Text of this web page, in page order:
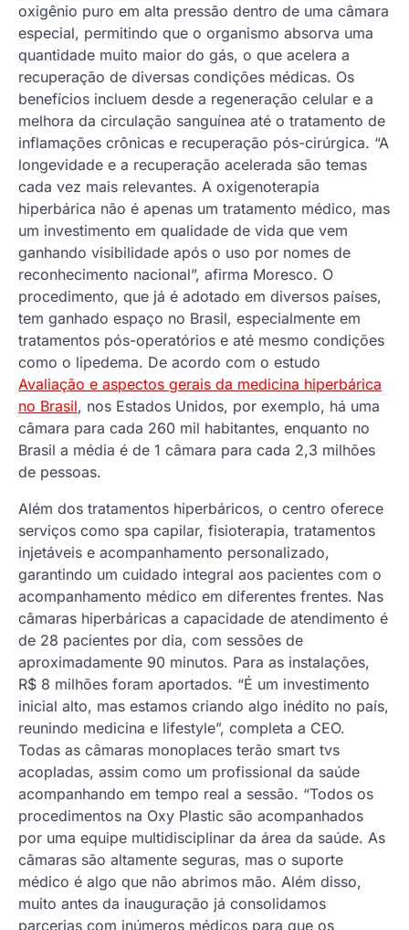
oxigênio puro em alta pressão dentro de uma câmara
especial, permitindo que o organismo absorva uma
quantidade muito maior do gás, o que acelera a
recuperação de diversas condições médicas. Os
benefícios incluem desde a regeneração celular e a
melhora da circulação sanguínea até o tratamento de
inflamações crônicas e recuperação pós-cirúrgica. “A
longevidade e a recuperação acelerada são temas
cada vez mais relevantes. A oxigenoterapia
hiperbárica não é apenas um tratamento médico, mas
um investimento em qualidade de vida que vem
ganhando visibilidade após o uso por nomes de
reconhecimento nacional”, afirma Moresco. O
procedimento, que já é adotado em diversos países,
tem ganhado espaço no Brasil, especialmente em
tratamentos pós-operatórios e até mesmo condições
como o lipedema. De acordo com o estudo
Avaliação e aspectos gerais da medicina hiperbárica
no Brasil, nos Estados Unidos, por exemplo, há uma
câmara para cada 260 mil habitantes, enquanto no
Brasil a média é de 1 câmara para cada 2,3 milhões
de pessoas.
Além dos tratamentos hiperbáricos, o centro oferece
serviços como spa capilar, fisioterapia, tratamentos
injetáveis e acompanhamento personalizado,
garantindo um cuidado integral aos pacientes com o
acompanhamento médico em diferentes frentes. Nas
câmaras hiperbáricas a capacidade de atendimento é
de 28 pacientes por dia, com sessões de
aproximadamente 90 minutos. Para as instalações,
R$ 8 milhões foram aportados. “É um investimento
inicial alto, mas estamos criando algo inédito no país,
reunindo medicina e lifestyle”, completa a CEO.
Todas as câmaras monoplaces terão smart tvs
acopladas, assim como um profissional da saúde
acompanhando em tempo real a sessão. “Todos os
procedimentos na Oxy Plastic são acompanhados
por uma equipe multidisciplinar da área da saúde. As
câmaras são altamente seguras, mas o suporte
médico é algo que não abrimos mão. Além disso,
muito antes da inauguração já consolidamos
parcerias com inúmeros médicos para que os